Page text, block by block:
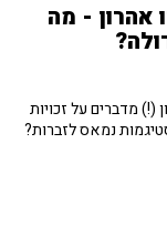
אהרון - מה
(!) מדברים על זכויות
נמאס לזברות?